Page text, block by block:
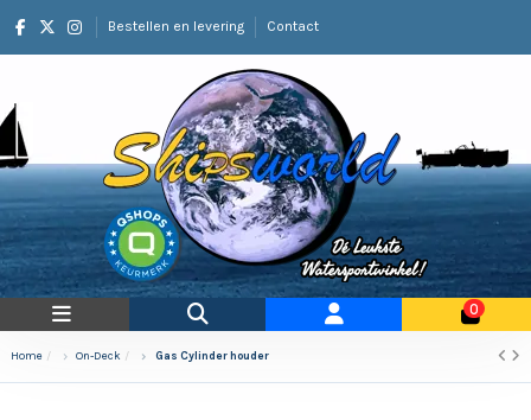
Bestellen en levering Contact
0
Home On-Deck Gas Cylinder houder